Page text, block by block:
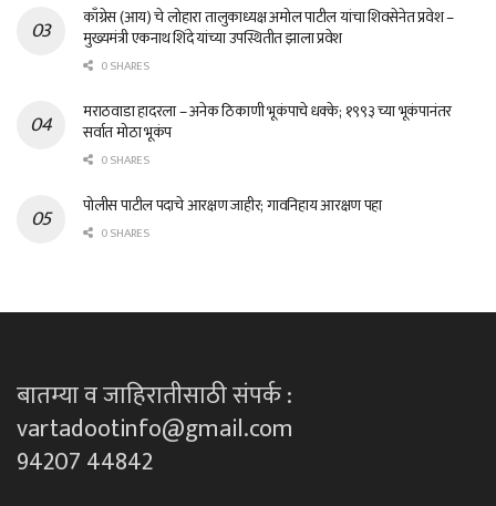
काँग्रेस (आय) चे लोहारा तालुकाध्यक्ष अमोल पाटील यांचा शिवसेनेत प्रवेश –
मुख्यमंत्री एकनाथ शिंदे यांच्या उपस्थितीत झाला प्रवेश
0 SHARES
मराठवाडा हादरला – अनेक ठिकाणी भूकंपाचे धक्के; १९९३ च्या भूकंपानंतर
सर्वात मोठा भूकंप
0 SHARES
पोलीस पाटील पदाचे आरक्षण जाहीर; गावनिहाय आरक्षण पहा
0 SHARES
बातम्या व जाहिरातीसाठी संपर्क :
vartadootinfo@gmail.com
94207 44842